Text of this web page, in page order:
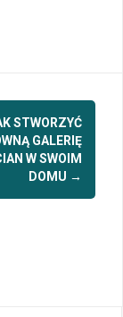
STWORZYĆ
GALERIĘ
W SWOIM
DOMU →